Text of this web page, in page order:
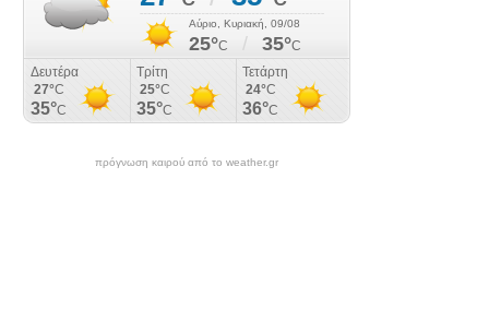
πρόγνωση καιρού από το weather.gr